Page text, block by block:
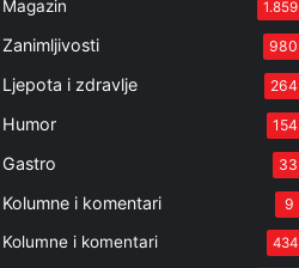
Magazin 1.859
Zanimljivosti 980
Ljepota i zdravlje 264
Humor 154
Gastro 33
Kolumne i komentari 9
Kolumne i komentari 434